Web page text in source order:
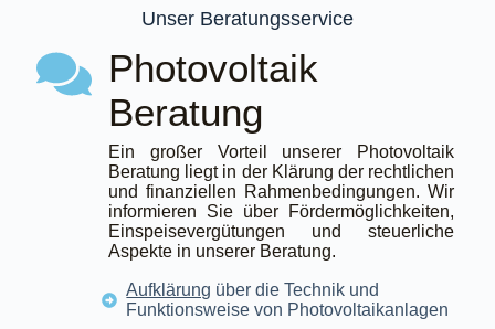
Unser Beratungsservice
Photovoltaik
Beratung
Ein großer Vorteil unserer Photovoltaik
Beratung liegt in der Klärung der rechtlichen
und finanziellen Rahmenbedingungen. Wir
informieren Sie über Fördermöglichkeiten,
Einspeisevergütungen und steuerliche
Aspekte in unserer Beratung.
Aufklärung über die Technik und
Funktionsweise von Photovoltaikanlagen